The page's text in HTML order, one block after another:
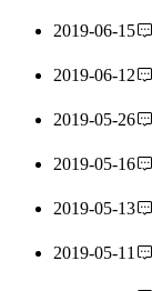
2019-06-15
2019-06-12
2019-05-26
2019-05-16
2019-05-13
2019-05-11